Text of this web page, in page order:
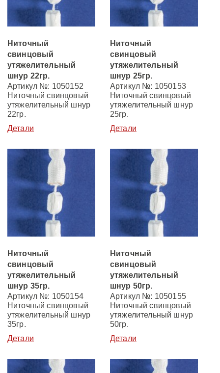
Ниточный
свинцовый
утяжелительный
шнур 22гр.
Артикул №: 1050152
Ниточный свинцовый
утяжелительный шнур
22гр.
Детали
Ниточный
свинцовый
утяжелительный
шнур 25гр.
Артикул №: 1050153
Ниточный свинцовый
утяжелительный шнур
25гр.
Детали
Ниточный
свинцовый
утяжелительный
шнур 35гр.
Артикул №: 1050154
Ниточный свинцовый
утяжелительный шнур
35гр.
Детали
Ниточный
свинцовый
утяжелительный
шнур 50гр.
Артикул №: 1050155
Ниточный свинцовый
утяжелительный шнур
50гр.
Детали